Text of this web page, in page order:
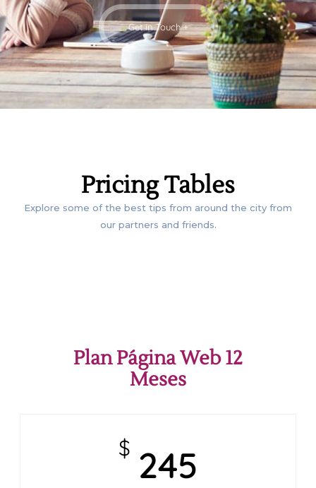
Get in Touch +
Pricing Tables
COST OF
SERVICES
Explore some of the best tips from around the city from
our partners and friends.
Plan Página Web 12
Meses
$ 245